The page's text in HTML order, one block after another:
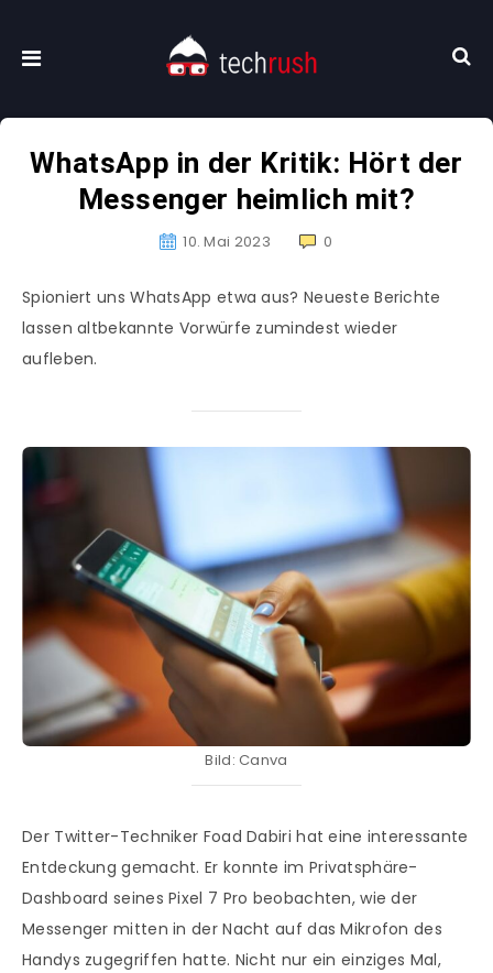
WhatsApp in der Kritik: Hört der
Messenger heimlich mit?
10. Mai 2023 0
Spioniert uns WhatsApp etwa aus? Neueste Berichte
lassen altbekannte Vorwürfe zumindest wieder
aufleben.
Bild: Canva
Der Twitter-Techniker Foad Dabiri hat eine interessante
Entdeckung gemacht. Er konnte im Privatsphäre-
Dashboard seines Pixel 7 Pro beobachten, wie der
Messenger mitten in der Nacht auf das Mikrofon des
Handys zugegriffen hatte. Nicht nur ein einziges Mal,